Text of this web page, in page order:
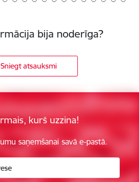
bija noderīga?
Sniegt atsauksmi
kurš uzzina!
saņemšanai savā e-pastā.